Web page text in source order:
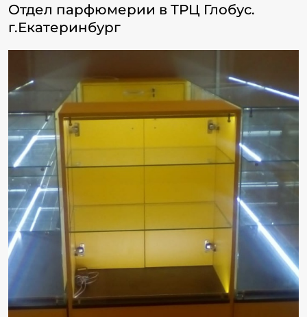
Отдел парфюмерии в ТРЦ Глобус.
г.Екатеринбург